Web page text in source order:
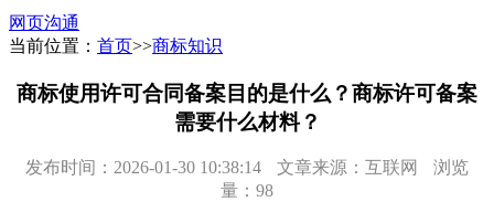
网页沟通
当前位置： 首页>>商标知识
商标使用许可合同备案目的是什么？商标许可备案
需要什么材料？
发布时间：2026-01-30 10:38:14 文章来源：互联网
浏览
量：98